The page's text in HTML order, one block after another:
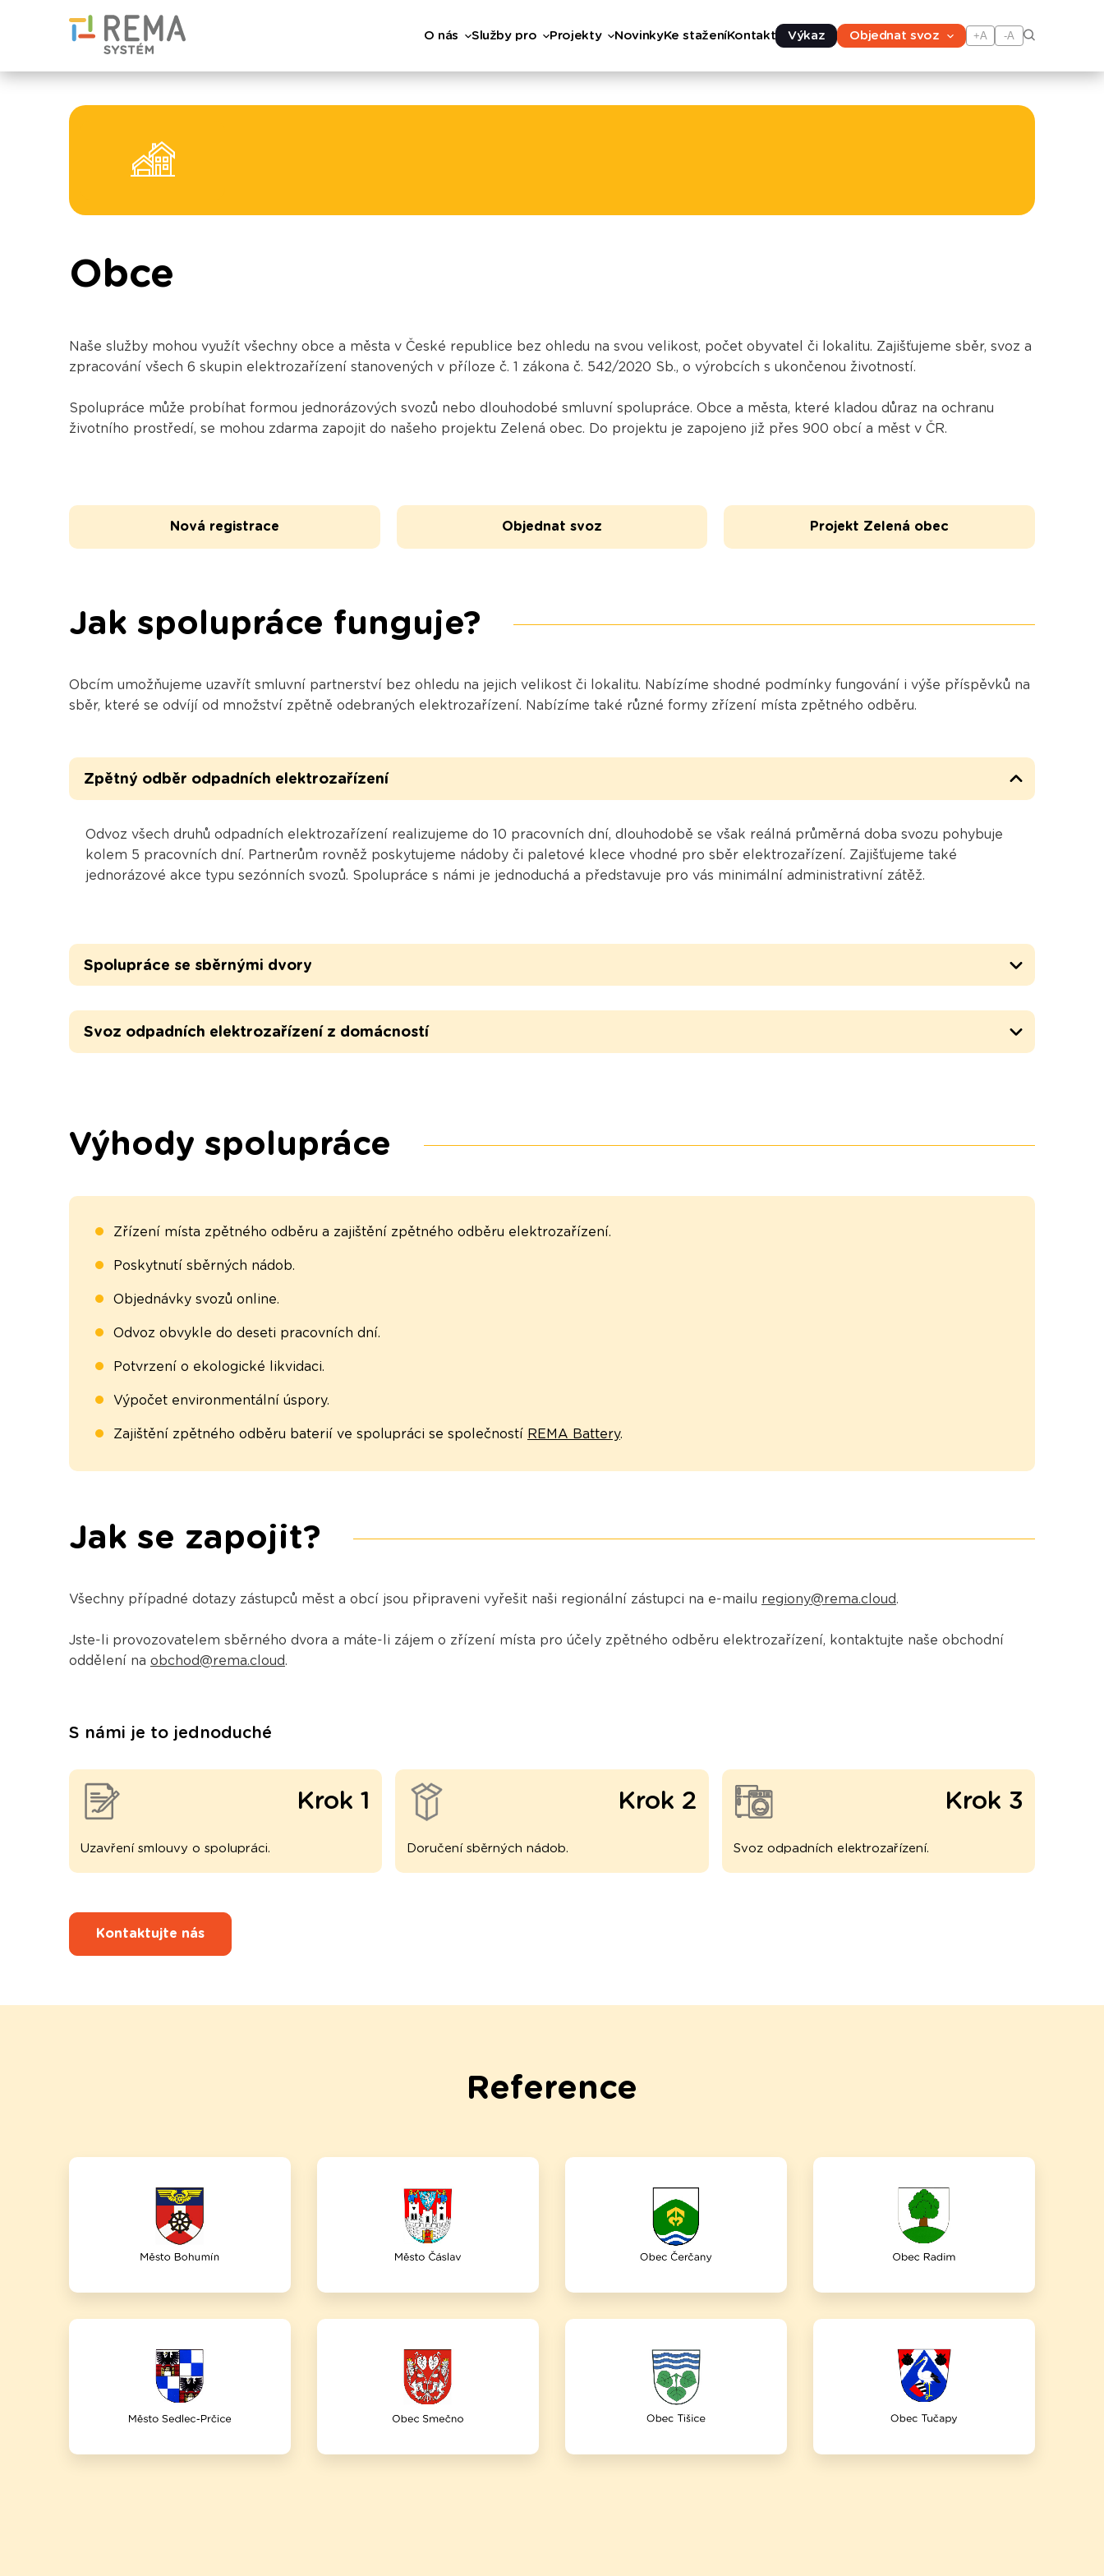
O nás Služby pro Projekty NovinkyKe staženíKontakt Výkaz Objednat svoz +A -A
Obce
Naše služby mohou využít všechny obce a města v České republice bez ohledu na svou velikost, počet obyvatel či lokalitu. Zajišťujeme sběr, svoz a
zpracování všech 6 skupin elektrozařízení stanovených v příloze č. 1 zákona č. 542/2020 Sb., o výrobcích s ukončenou životností.
Spolupráce může probíhat formou jednorázových svozů nebo dlouhodobé smluvní spolupráce. Obce a města, které kladou důraz na ochranu
životního prostředí, se mohou zdarma zapojit do našeho projektu Zelená obec. Do projektu je zapojeno již přes 900 obcí a měst v ČR.
Nová registrace Objednat svoz Projekt Zelená obec
Jak spolupráce funguje?
Obcím umožňujeme uzavřít smluvní partnerství bez ohledu na jejich velikost či lokalitu. Nabízíme shodné podmínky fungování i výše příspěvků na
sběr, které se odvíjí od množství zpětně odebraných elektrozařízení. Nabízíme také různé formy zřízení místa zpětného odběru.
Zpětný odběr odpadních elektrozařízení
Odvoz všech druhů odpadních elektrozařízení realizujeme do 10 pracovních dní, dlouhodobě se však reálná průměrná doba svozu pohybuje
kolem 5 pracovních dní. Partnerům rovněž poskytujeme nádoby či paletové klece vhodné pro sběr elektrozařízení. Zajišťujeme také
jednorázové akce typu sezónních svozů. Spolupráce s námi je jednoduchá a představuje pro vás minimální administrativní zátěž.
Spolupráce se sběrnými dvory
Svoz odpadních elektrozařízení z domácností
Výhody spolupráce
Zřízení místa zpětného odběru a zajištění zpětného odběru elektrozařízení.
Poskytnutí sběrných nádob.
Objednávky svozů online.
Odvoz obvykle do deseti pracovních dní.
Potvrzení o ekologické likvidaci.
Výpočet environmentální úspory.
Zajištění zpětného odběru baterií ve spolupráci se společností REMA Battery.
Jak se zapojit?
Všechny případné dotazy zástupců měst a obcí jsou připraveni vyřešit naši regionální zástupci na e-mailu regiony@rema.cloud.
Jste-li provozovatelem sběrného dvora a máte-li zájem o zřízení místa pro účely zpětného odběru elektrozařízení, kontaktujte naše obchodní
oddělení na obchod@rema.cloud.
S námi je to jednoduché
Krok 1
Uzavření smlouvy o spolupráci.
Krok 2
Doručení sběrných nádob.
Krok 3
Svoz odpadních elektrozařízení.
Kontaktujte nás
Reference